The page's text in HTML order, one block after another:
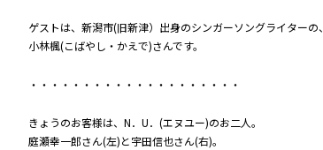
ゲストは、新潟市(旧新津）出身のシンガーソングライターの、
小林楓(こばやし・かえで)さんです。
・・・・・・・・・・・・・・・・・・・・
きょうのお客様は、N．U．(エヌユー)のお二人。
庭瀬幸一郎さん(左)と宇田信也さん(右)。